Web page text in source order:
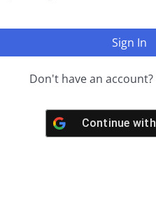
Sign In
Don't have an account?
Continue with